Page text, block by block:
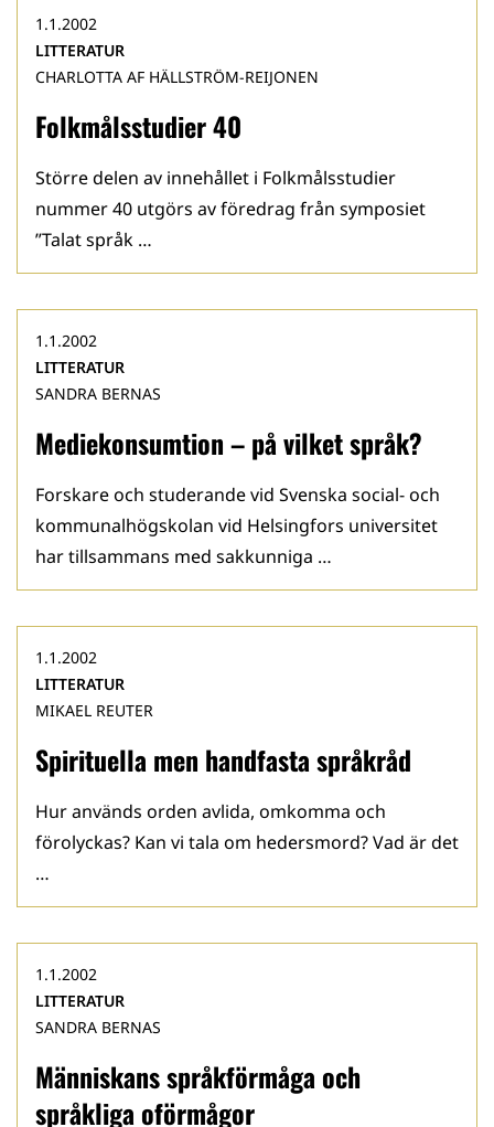
Folkmålsstudier 40
1.1.2002
LITTERATUR
CHARLOTTA AF HÄLLSTRÖM-REIJONEN
Större delen av innehållet i Folkmålsstudier
nummer 40 utgörs av föredrag från symposiet
”Talat språk …
Mediekonsumtion – på vilket språk?
1.1.2002
LITTERATUR
SANDRA BERNAS
Forskare och studerande vid Svenska social- och
kommunalhögskolan vid Helsingfors universitet
har tillsammans med sakkunniga …
Spirituella men handfasta språkråd
1.1.2002
LITTERATUR
MIKAEL REUTER
Hur används orden avlida, omkomma och
förolyckas? Kan vi tala om hedersmord? Vad är det
…
Människans språkförmåga och
språkliga oförmågor
1.1.2002
LITTERATUR
SANDRA BERNAS